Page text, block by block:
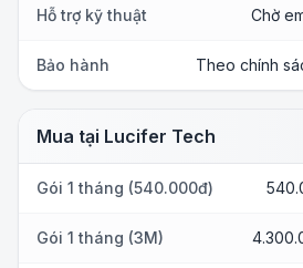
Hỗ trợ kỹ thuật Chờ
Bảo hành Theo chính
Mua tại Lucifer Tech
Gói 1 tháng (540.000đ)
Gói 1 tháng (3M)